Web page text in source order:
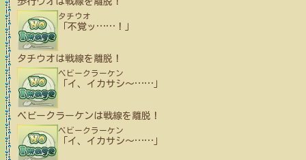
タチウオ
「不覚ッ …… ！」
タチウオは戦線を離脱！
ベビークラーケン
「イ、イカサシ〜……
ベビークラーケンは戦線を離脱！
ベビークラーケン
「イ、イカサシ〜……